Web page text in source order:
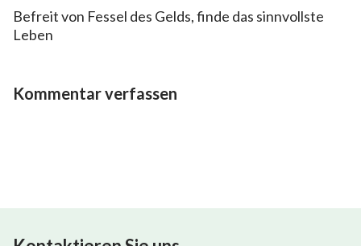
Befreit von Fessel des Gelds, finde das sinnvollste
Leben
Kommentar verfassen